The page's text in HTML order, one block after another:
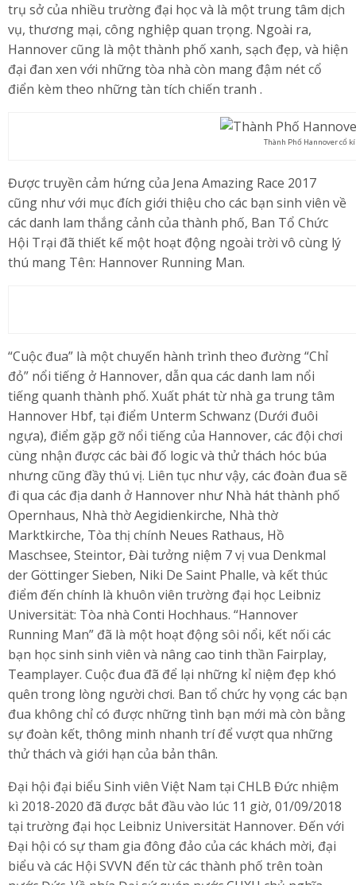
trụ sở của nhiều trường đại học và là một trung tâm dịch
vụ, thương mại, công nghiệp quan trọng. Ngoài ra,
Hannover cũng là một thành phố xanh, sạch đẹp, và hiện
đại đan xen với những tòa nhà còn mang đậm nét cổ
điển kèm theo những tàn tích chiến tranh .
Thành Phố Hannover cổ
Được truyền cảm hứng của Jena Amazing Race 2017
cũng như với mục đích giới thiệu cho các bạn sinh viên về
các danh lam thắng cảnh của thành phố, Ban Tổ Chức
Hội Trại đã thiết kế một hoạt động ngoài trời vô cùng lý
thú mang Tên: Hannover Running Man.
“Cuộc đua” là một chuyến hành trình theo đường “Chỉ
đỏ” nổi tiếng ở Hannover, dẫn qua các danh lam nổi
tiếng quanh thành phố. Xuất phát từ nhà ga trung tâm
Hannover Hbf, tại điểm Unterm Schwanz (Dưới đuôi
ngựa), điểm gặp gỡ nổi tiếng của Hannover, các đội chơi
cùng nhận được các bài đố logic và thử thách hóc búa
nhưng cũng đầy thú vị. Liên tục như vậy, các đoàn đua sẽ
đi qua các địa danh ở Hannover như Nhà hát thành phố
Opernhaus, Nhà thờ Aegidienkirche, Nhà thờ
Marktkirche, Tòa thị chính Neues Rathaus, Hồ
Maschsee, Steintor, Đài tưởng niệm 7 vị vua Denkmal
der Göttinger Sieben, Niki De Saint Phalle, và kết thúc
điểm đến chính là khuôn viên trường đại học Leibniz
Universität: Tòa nhà Conti Hochhaus. “Hannover
Running Man” đã là một hoạt động sôi nổi, kết nối các
bạn học sinh sinh viên và nâng cao tinh thần Fairplay,
Teamplayer. Cuộc đua đã để lại những kỉ niệm đẹp khó
quên trong lòng người chơi. Ban tổ chức hy vọng các bạn
đua không chỉ có được những tình bạn mới mà còn bằng
sự đoàn kết, thông minh nhanh trí để vượt qua những
thử thách và giới hạn của bản thân.
Đại hội đại biểu Sinh viên Việt Nam tại CHLB Đức nhiệm
kì 2018-2020 đã được bắt đầu vào lúc 11 giờ, 01/09/2018
tại trường đại học Leibniz Universität Hannover. Đến với
Đại hội có sự tham gia đông đảo của các khách mời, đại
biểu và các Hội SVVN đến từ các thành phố trên toàn